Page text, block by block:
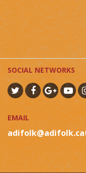
SOCIAL NETWORKS
EMAIL